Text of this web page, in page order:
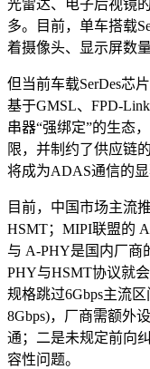
光雷达、电子后视镜
多。目前，单车搭载
着摄像头、显示屏数
但当前车载SerDes芯
基于GMSL、FPD-
串器“强绑定”的生态
限，并制约了供应链
将成为ADAS通信的显
目前，中国市场主流
HSMT；MIPI联盟的
与 A-PHY是国内厂商
PHY与HSMT协议就
规格跳过6Gbps主流
8Gbps)，厂商需额外
通；二是未规定前向
容性问题。